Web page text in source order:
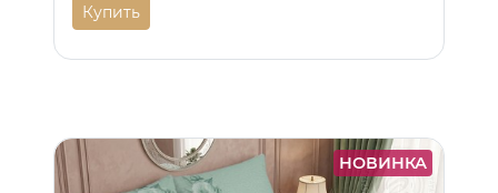
Купить
НОВИНКА